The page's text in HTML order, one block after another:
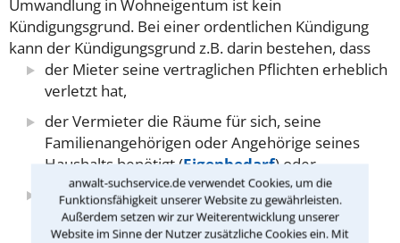
anwalt-suchservice.de verwendet Cookies, um die
Funktionsfähigkeit unserer Website zu gewährleisten.
Außerdem setzen wir zur Weiterentwicklung unserer
Website im Sinne der Nutzer zusätzliche Cookies ein. Mit
Umwandlung in Wohneigentum ist kein
Kündigungsgrund. Bei einer ordentlichen Kündigung
kann der Kündigungsgrund z.B. darin bestehen, dass
der Mieter seine vertraglichen Pflichten erheblich
verletzt hat,
der Vermieter die Räume für sich, seine
Familienangehörigen oder Angehörige seines
Haushalts benötigt (Eigenbedarf) oder
der Vermieter durch die Fortsetzung des
Mietverhältnisses an einer angemessenen
wirtschaftlichen Verwertung des Grundstücks